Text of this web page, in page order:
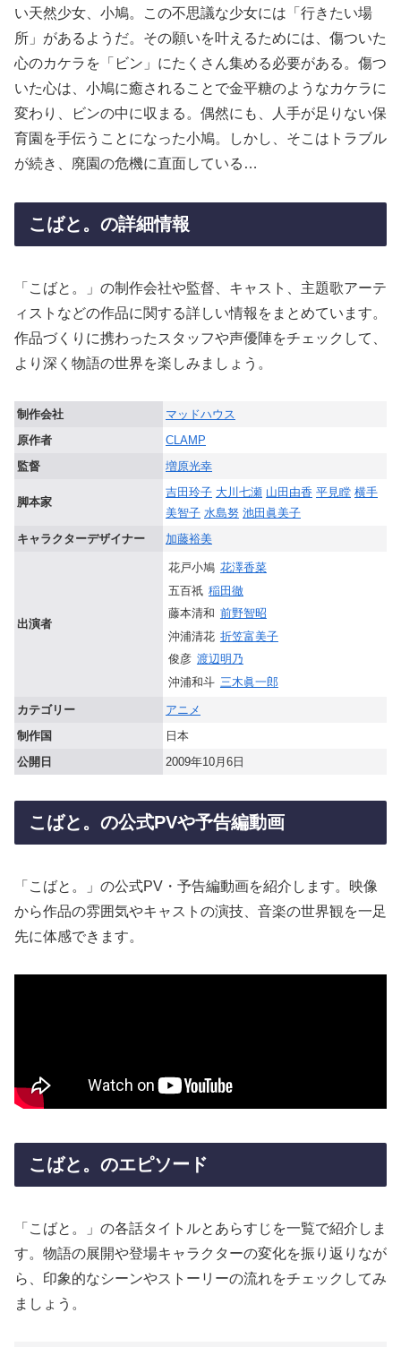
い天然少女、小鳩。この不思議な少女には「行きたい場
所」があるようだ。その願いを叶えるためには、傷ついた
心のカケラを「ビン」にたくさん集める必要がある。傷つ
いた心は、小鳩に癒されることで金平糖のようなカケラに
変わり、ビンの中に収まる。偶然にも、人手が足りない保
育園を手伝うことになった小鳩。しかし、そこはトラブル
が続き、廃園の危機に直面している…
こばと。の詳細情報
「こばと。」の制作会社や監督、キャスト、主題歌アーテ
ィストなどの作品に関する詳しい情報をまとめています。
作品づくりに携わったスタッフや声優陣をチェックして、
より深く物語の世界を楽しみましょう。
制作会社
マッドハウス
原作者
CLAMP
監督
増原光幸
脚本家
吉田玲子 大川七瀬 山田由香 平見瞠 横手
美智子 水島努 池田眞美子
キャラクターデザイナー
加藤裕美
出演者
花戸小鳩 花澤香菜
五百祇 稲田徹
藤本清和 前野智昭
沖浦清花 折笠富美子
俊彦 渡辺明乃
沖浦和斗 三木眞一郎
カテゴリー
アニメ
制作国
日本
公開日
2009年10月6日
こばと。の公式PVや予告編動画
「こばと。」の公式PV・予告編動画を紹介します。映像
から作品の雰囲気やキャストの演技、音楽の世界観を一足
先に体感できます。
こばと。のエピソード
「こばと。」の各話タイトルとあらすじを一覧で紹介しま
す。物語の展開や登場キャラクターの変化を振り返りなが
ら、印象的なシーンやストーリーの流れをチェックしてみ
ましょう。